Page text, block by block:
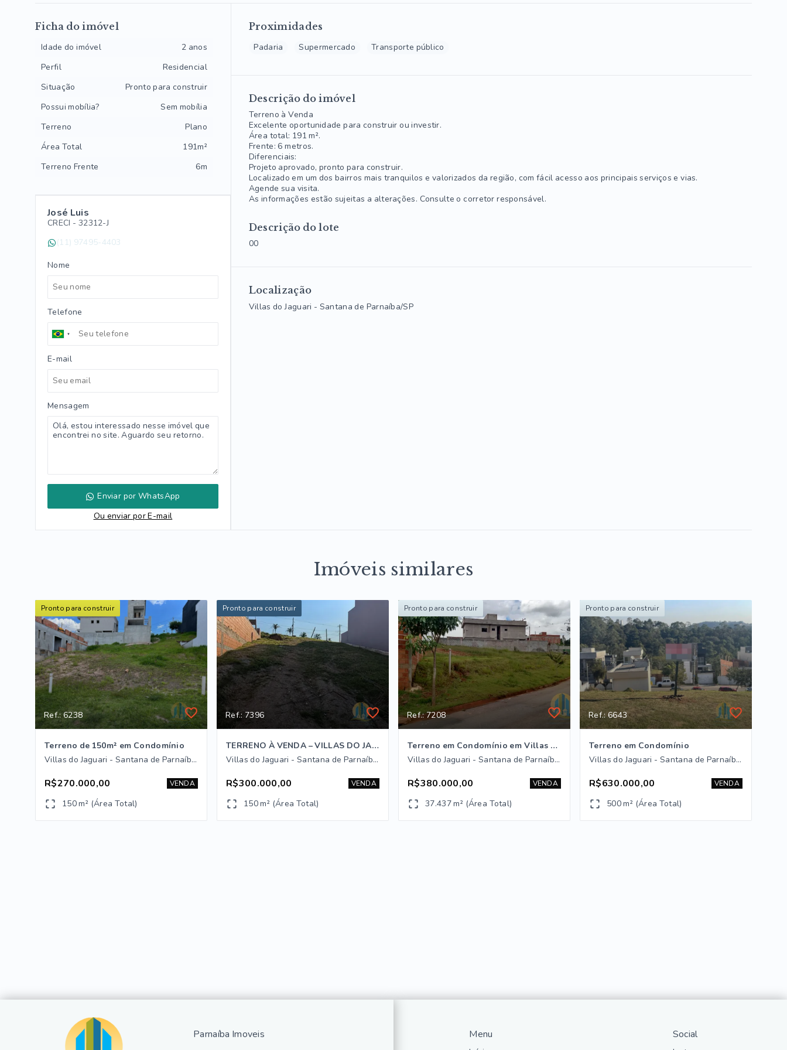
Proximidades
Padaria Supermercado Transporte público
Descrição do imóvel
Terreno à Venda
Excelente oportunidade para construir ou investir.
Área total: 191 m².
Frente: 6 metros.
Diferenciais:
Projeto aprovado, pronto para construir.
Localizado em um dos bairros mais tranquilos e valorizados da região, com fácil acesso aos principais serviços e vias.
Agende sua visita.
As informações estão sujeitas a alterações. Consulte o corretor responsável.
Descrição do lote
00
Localização
Villas do Jaguari - Santana de Parnaíba/SP
Ficha do imóvel
Idade do imóvel
2 anos
Perfil
Residencial
Situação
Pronto para construir
Possui mobília?
Sem mobília
Terreno
Plano
Área Total
191m²
Terreno Frente
6m
José Luis
CRECI - 32312-J
(11) 97495-4403
Nome
Telefone
E-mail
Mensagem
Enviar por WhatsApp
Ou enviar por E-mail
Imóveis similares
Pronto para construir
Ref.: 6238
Terreno de ​150m² em Condomínio
Villas do Jaguari - Santana de Parnaíba/SP
R$270.000,00 VENDA
150 m² (Área Total)
Pronto para construir
Ref.: 7396
TERRENO À VENDA – VILLAS DO JAGUARI | SANTANA DE PARNAÍBA
Villas do Jaguari - Santana de Parnaíba/SP
R$300.000,00 VENDA
150 m² (Área Total)
Pronto para construir
Ref.: 7208
Terreno em Condomínio em Villas do Jaguari, Santana de Parnaíba/SP
Villas do Jaguari - Santana de Parnaíba/SP
R$380.000,00 VENDA
37.437 m² (Área Total)
Pronto para construir
Ref.: 6643
Terreno em Condomínio
Villas do Jaguari - Santana de Parnaíba/SP
R$630.000,00 VENDA
500 m² (Área Total)
Menu Social
Parnaíba Imoveis